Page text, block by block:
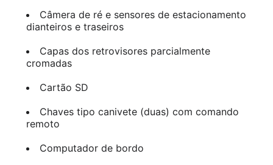
Câmera de ré e sensores de estacionamento
dianteiros e traseiros
Capas dos retrovisores parcialmente
cromadas
Cartão SD
Chaves tipo canivete (duas) com comando
remoto
Computador de bordo